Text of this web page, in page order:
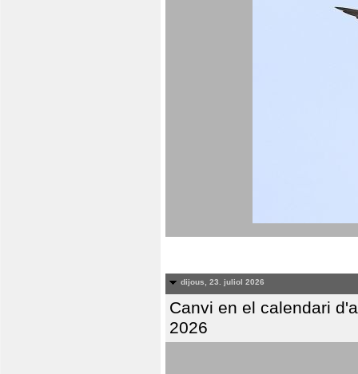
dijous, 23. juliol 2026
Canvi en el calendari
2026